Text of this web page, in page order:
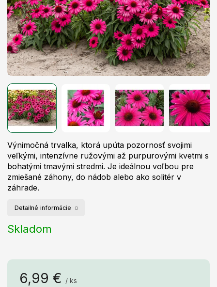
A
R
M
O
6,99 € / ks
Skladom
Výnimočná trvalka, ktorá upúta pozornosť svojimi
veľkými, intenzívne ružovými až purpurovými kvetmi s
bohatými tmavými stredmi. Je ideálnou voľbou pre
zmiešané záhony, do nádob alebo ako solitér v
záhrade.
Detailné informácie